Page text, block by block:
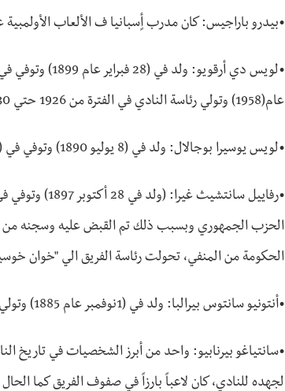
•بيدرو باراجيس: كان مدرب أٍسبانيا ف الألعاب الأولمبية عام 1924 وتولي رئاسة النادي من عام 1916 حتي
عام(1958) وتولي رئاسة النادي في الفترة من 1926 حتي 1930.
•لويس يوسيرا بوجالال: ولد في (8 يوليو 1890) وتوفي في (7 اغسطس عام 1958) وتولي رئاسة النادي في الفترة من 1930 إلي 1935.
الحزب الجمهوري وبسبب ذلك تم القبض عليه وسجنه من
الحكومة من المنفي، تحولت رئاسة الفريق الي "خوان
•أنتونيو سانتوس بيرالبا: ولد في (1نوفمبر عام 1885) وتولي إدارة النادي في الفترة من 1940 إلي 1943.
•سانتياغو بيرنابيو: واحد من أبرز الشخصيات في تاريخ